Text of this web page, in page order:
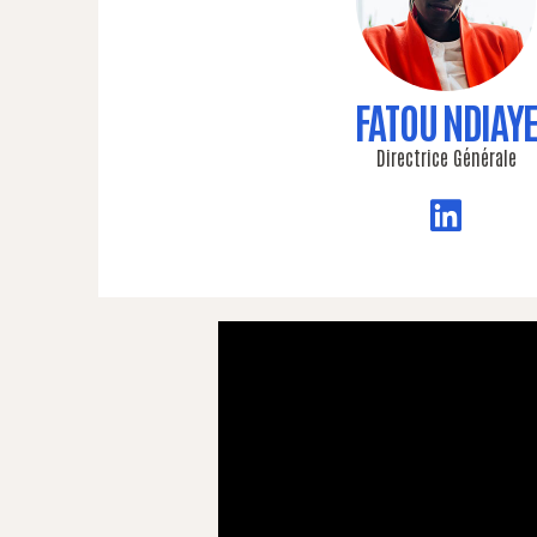
FATOU NDIAYE
Directrice Générale